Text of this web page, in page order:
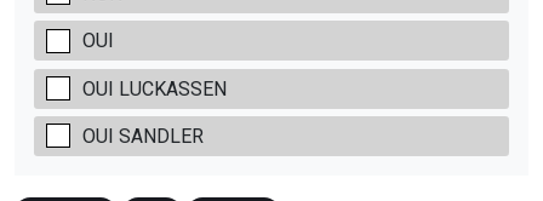
OUI
OUI LUCKASSEN
OUI SANDLER